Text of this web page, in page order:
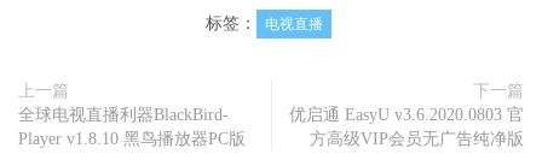
标签： 电视直播
上一篇
全球电视直播利器BlackBird-
Player v1.8.10 黑鸟播放器PC版
下一篇
优启通 EasyU v3.6.2020.0803 官
方高级VIP会员无广告纯净版